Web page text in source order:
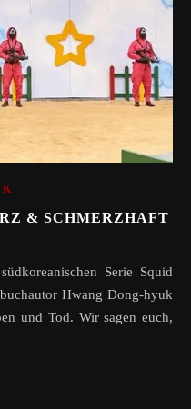
& SCHMERZHAFT
Hwang Dong-hyuk
und Tod. Wir sagen euch,